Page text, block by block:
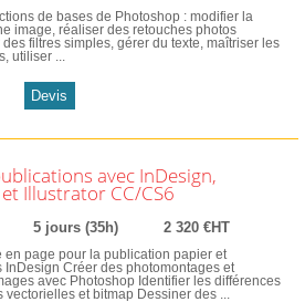
de bases de Photoshop : modifier la
image, réaliser des retouches photos
filtres simples, gérer du texte, maîtriser les
utiliser ...
Devis
avec InDesign,
Illustrator CC/CS6
5 jours (35h) 2 320 €HT
en page pour la publication papier et
InDesign Créer des photomontages et
avec Photoshop Identifier les différences
vectorielles et bitmap Dessiner des ...